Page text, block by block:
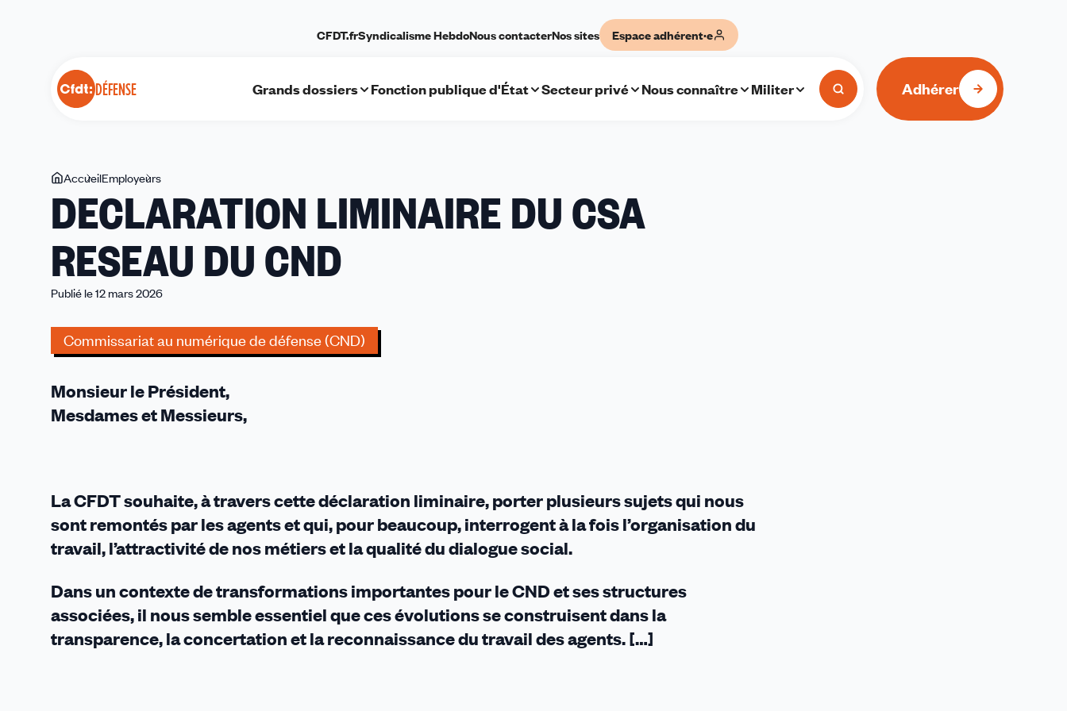
DÉFENSE
CFDT.frSyndicalisme HebdoNous contacterNos sites Espace adhérent·e
Grands dossiers Fonction publique d'État Secteur privé Nous connaître Militer Adhérer
Vous
êtes
AccueilEmployeurs
LIMINAIRE
DU
CSA
RESEAU
CND
DECLARATION LIMINAIRE DU CSA
RESEAU DU CND
Publié le 12 mars 2026
Commissariat au numérique de défense (CND)
Monsieur le Président,
Mesdames et Messieurs,
La CFDT souhaite, à travers cette déclaration liminaire, porter plusieurs sujets qui nous
sont remontés par les agents et qui, pour beaucoup, interrogent à la fois l’organisation du
travail, l’attractivité de nos métiers et la qualité du dialogue social.
Dans un contexte de transformations importantes pour le CND et ses structures
associées, il nous semble essentiel que ces évolutions se construisent dans la
transparence, la concertation et la reconnaissance du travail des agents. […]